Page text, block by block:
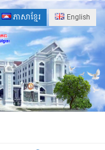
ភាសាខ្មែរ English